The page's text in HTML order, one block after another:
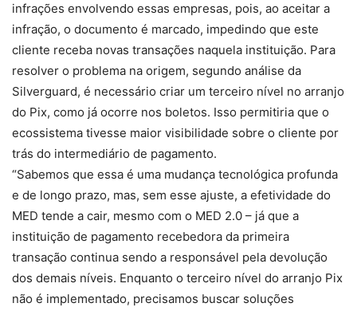
infrações envolvendo essas empresas, pois, ao aceitar a
infração, o documento é marcado, impedindo que este
cliente receba novas transações naquela instituição. Para
resolver o problema na origem, segundo análise da
Silverguard, é necessário criar um terceiro nível no arranjo
do Pix, como já ocorre nos boletos. Isso permitiria que o
ecossistema tivesse maior visibilidade sobre o cliente por
trás do intermediário de pagamento.
“Sabemos que essa é uma mudança tecnológica profunda
e de longo prazo, mas, sem esse ajuste, a efetividade do
MED tende a cair, mesmo com o MED 2.0 – já que a
instituição de pagamento recebedora da primeira
transação continua sendo a responsável pela devolução
dos demais níveis. Enquanto o terceiro nível do arranjo Pix
não é implementado, precisamos buscar soluções